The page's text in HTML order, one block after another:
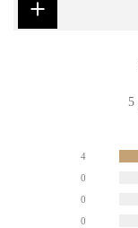
4
0
0
0